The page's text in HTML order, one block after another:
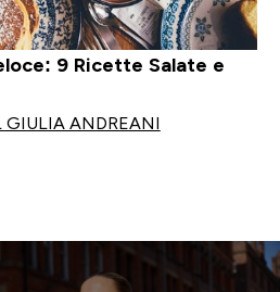
9 Ricette Salate e
GIULIA ANDREANI